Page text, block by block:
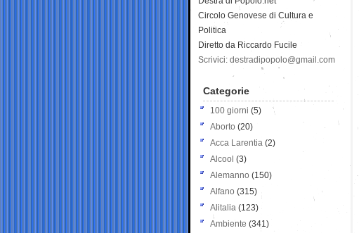
Circolo Genovese di Cultura e
Politica
Diretto da Riccardo Fucile
Scrivici: destradipopolo@gmail.com
Categorie
100 giorni (5)
Aborto (20)
Acca Larentia (2)
Alcool (3)
Alemanno (150)
Alfano (315)
Alitalia (123)
Ambiente (341)